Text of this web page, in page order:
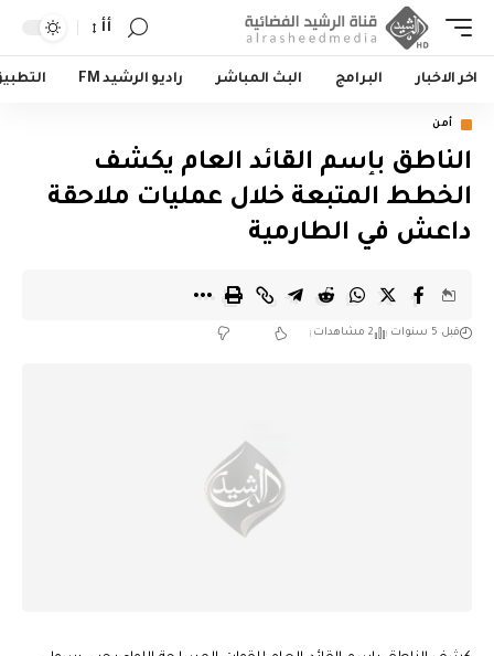
أأ
اخر الاخبار البرامج البث المباشر راديو الرشيد FM
أمن
الناطق بإسم القائد العام يكشف
الخطط المتبعة خلال عمليات ملاحقة
داعش في الطارمية
قبل 5 سنوات 2 مشاهدات